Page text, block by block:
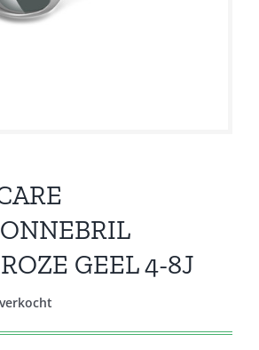
GEEL 4-8J